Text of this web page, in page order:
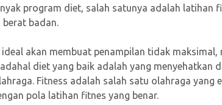
program diet, salah satunya adalah latihan
berat badan.
akan membuat penampilan tidak
diet yang baik adalah yang menyehatkan
Fitness adalah salah satu olahraga
pola latihan fitnes yang benar.